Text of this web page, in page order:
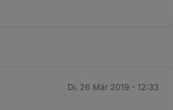
Di. 26 Mär 2019 - 12:33